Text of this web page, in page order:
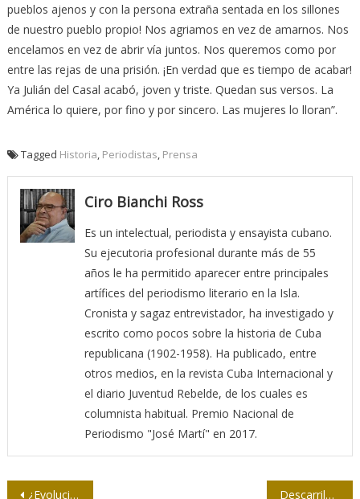
pueblos ajenos y con la persona extraña sentada en los sillones
de nuestro pueblo propio! Nos agriamos en vez de amarnos. Nos
encelamos en vez de abrir vía juntos. Nos queremos como por
entre las rejas de una prisión. ¡En verdad que es tiempo de acabar!
Ya Julián del Casal acabó, joven y triste. Quedan sus versos. La
América lo quiere, por fino y por sincero. Las mujeres lo lloran”.
Tagged Historia Periodistas Prensa
Ciro Bianchi Ross
Es un intelectual, periodista y ensayista cubano.
Su ejecutoria profesional durante más de 55
años le ha permitido aparecer entre principales
artífices del periodismo literario en la Isla.
Cronista y sagaz entrevistador, ha investigado y
escrito como pocos sobre la historia de Cuba
republicana (1902-1958). Ha publicado, entre
otros medios, en la revista Cuba Internacional y
el diario Juventud Rebelde, de los cuales es
columnista habitual. Premio Nacional de
Periodismo "José Martí" en 2017.
¿Evolucionismo o creacionismo? Descarrilarles el Tren Semiótico